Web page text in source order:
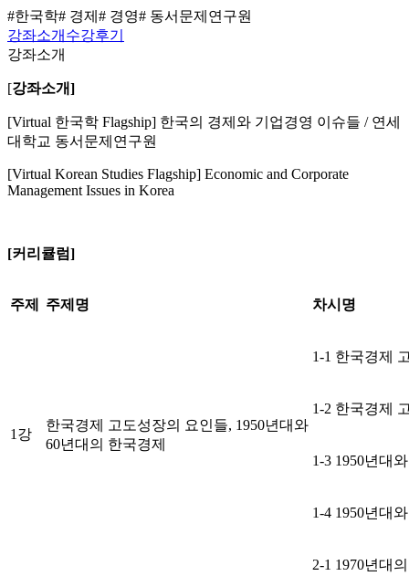
#한국학# 경제 # 경영# 동서문제연구원
강좌소개 수강후기
강좌소개
[강좌소개]
[Virtual 한국학 Flagship] 한국의 경제와 기업경영 이슈들 / 연세
대학교 동서문제연구원
[Virtual Korean Studies Flagship] Economic and Corporate
Management Issues in Korea
[커리큘럼]
주제 주제명 차시명
1강
한국경제 고도성장의 요인들, 1950년대와
60년대의 한국경제
1-1 한국경제
1-2 한국경제
1-3 1950년대
1-4 1950년대
2-1 1970년대